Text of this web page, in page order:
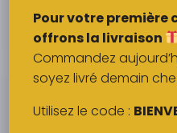
Pour votre première
offrons la livraison
Commandez
soyez livré demain
Utilisez le code :